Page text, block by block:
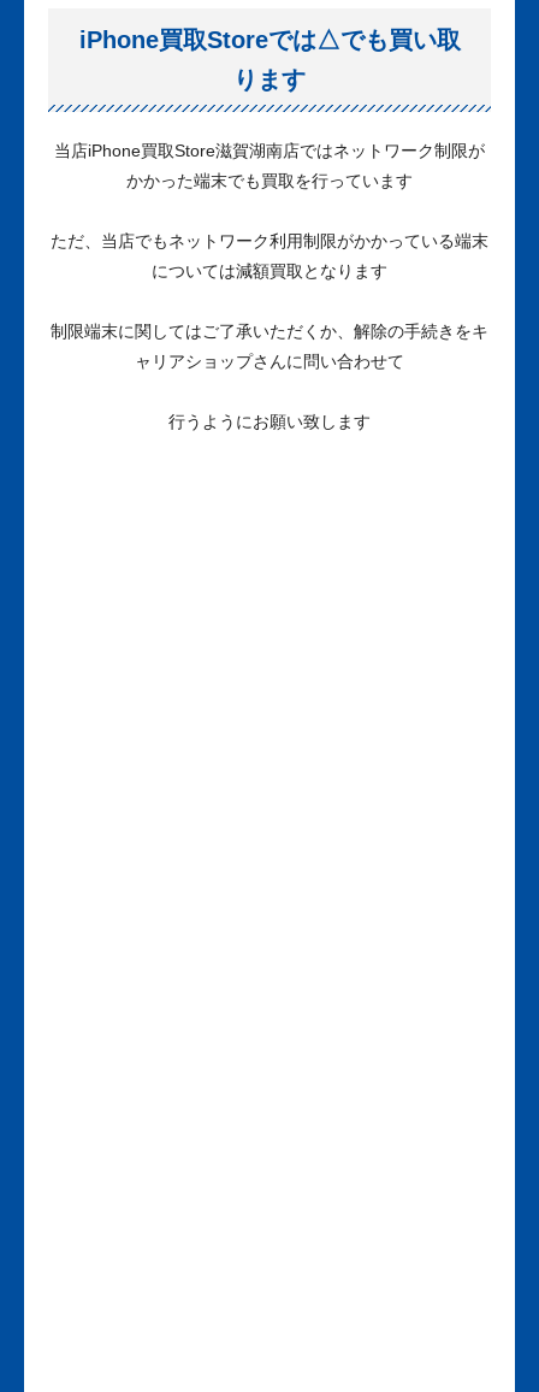
iPhone買取Storeでは△でも買い取
ります
当店iPhone買取Store滋賀湖南店ではネットワーク制限が
かかった端末でも買取を行っています
ただ、当店でもネットワーク利用制限がかかっている端末
については減額買取となります
制限端末に関してはご了承いただくか、解除の手続きをキ
ャリアショップさんに問い合わせて
行うようにお願い致します